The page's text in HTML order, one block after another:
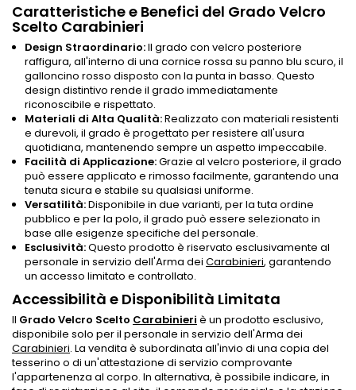
Caratteristiche e Benefici del Grado Velcro
Scelto Carabinieri
Design Straordinario:Il grado con velcro posteriore
raffigura, all'interno di una cornice rossa su panno blu scuro, il
galloncino rosso disposto con la punta in basso. Questo
design distintivo rende il grado immediatamente
riconoscibile e rispettato.
Materiali di Alta Qualità:Realizzato con materiali resistenti
e durevoli, il grado è progettato per resistere all'usura
quotidiana, mantenendo sempre un aspetto impeccabile.
Facilità di Applicazione:Grazie al velcro posteriore, il grado
può essere applicato e rimosso facilmente, garantendo una
tenuta sicura e stabile su qualsiasi uniforme.
Versatilità:Disponibile in due varianti, per la tuta ordine
pubblico e per la polo, il grado può essere selezionato in
base alle esigenze specifiche del personale.
Esclusività:Questo prodotto è riservato esclusivamente al
personale in servizio dell'Arma dei Carabinieri, garantendo
un accesso limitato e controllato.
Accessibilità e Disponibilità Limitata
Il Grado Velcro Scelto Carabinieri è un prodotto esclusivo,
disponibile solo per il personale in servizio dell'Arma dei
Carabinieri. La vendita è subordinata all'invio di una copia del
tesserino o di un'attestazione di servizio comprovante
l'appartenenza al corpo. In alternativa, è possibile indicare, in